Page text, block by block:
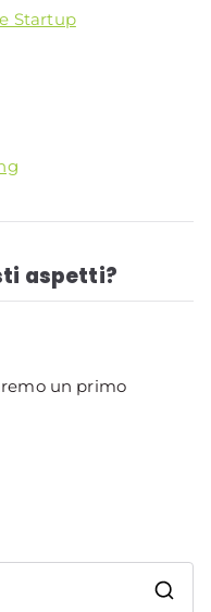
Startup
aspetti?
un primo